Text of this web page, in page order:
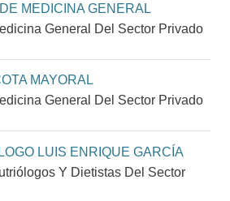
MEDICINA GENERAL
General Del Sector Privado
MAYORAL
General Del Sector Privado
LUIS ENRIQUE GARCÍA
Y Dietistas Del Sector